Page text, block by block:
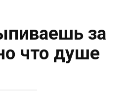
за
что душе